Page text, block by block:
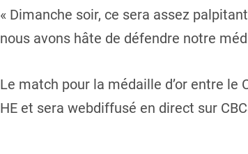
« Dimanche soir, ce sera assez
nous avons hâte de défendre notre
Le match pour la médaille d’or entre
HE et sera webdiffusé en direct sur